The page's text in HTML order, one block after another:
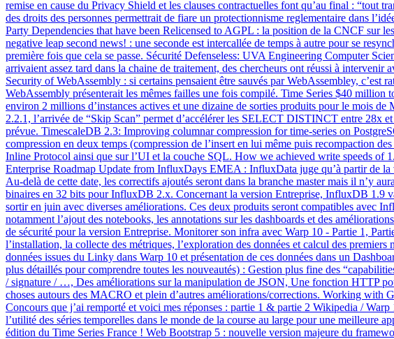
remise en cause du Privacy Shield et les clauses contractuelles font qu’au final : “tout
des droits des personnes permettrait de fiare un protectionnisme reglementaire dans
Party Dependencies that have been Relicensed to AGPL : la position de la CNCF sur
negative leap second news! : une seconde est intercallée de temps à autre pour se
première fois que cela se passe. Sécurité Defenseless: UVA Engineering Computer
arrivaient assez tard dans la chaine de traitement, des chercheurs ont réussi à
Security of WebAssembly : si certains pensaient être sauvés par WebAssembley,
WebAssembly présenterait les mêmes failles une fois compilé. Time Series $40
environ 2 millions d’instances actives et une dizaine de sorties produits pour le mois
2.2.1, l’arrivée de “Skip Scan” permet d’accélérer les SELECT DISTINCT entre 28x
prévue. TimescaleDB 2.3: Improving columnar compression for time-series on
compression en deux temps (compression de l’insert en lui même puis recompaction
Inline Protocol ainsi que sur l’UI et la couche SQL. How we achieved write speeds
Enterprise Roadmap Update from InfluxDays EMEA : InfluxData juge qu’à partir de la
Au-delà de cette date, les correctifs ajoutés seront dans la branche master mais il n’y
binaires en 32 bits pour InfluxDB 2.x. Concernant la version Entreprise, InfluxDB 1.9
sortir en juin avec diverses améliorations. Ces deux produits seront compatibles
notamment l’ajout des notebooks, les annotations sur les dashboards et des
de sécurité pour la version Entreprise. Monitorer son infra avec Warp 10 - Partie 1,
l’installation, la collecte des métriques, l’exploration des données et calcul des
données issues du Linky dans Warp 10 et présentation de ces données dans un
plus détaillés pour comprendre toutes les nouveautés) : Gestion plus fine des
/ signature / …, Des améliorations sur la manipulation de JSON, Une fonction HTTP
choses autours des MACRO et plein d’autres améliorations/corrections. Working
Concours que j’ai remporté et voici mes réponses : partie 1 & partie 2 Wikipedia /
l’utilité des séries temporelles dans le monde de la course au large pour une meilleure
édition du Time Series France ! Web Bootstrap 5 : nouvelle version majeure du